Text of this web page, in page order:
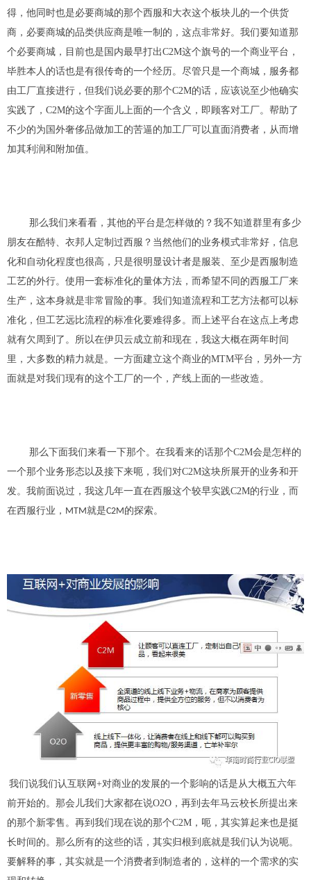
得 ， 他同时也是必要商城的那个西服和 大衣这个板块儿的一个供货
商 ，必要商城的品类供应商是唯一制的，这点非常好。 我们要知道那
个必要商城，目前也是国内最早打出C2M这个旗号的一个商业平台，
毕胜本人的话也是有很传奇的一个经历。 尽管只是一个商城，服务都
由工厂直接进行，但我们说必要的那个C2M的话，应该说至少他确实
实践了， C2M的这个字面儿上面的一个含义，即顾客对工厂。 帮助了
不少的为国外奢侈品做加工的苦逼的加工厂可以直面消费者，从而增
加其利润和附加值。
那么我们来看看 ， 其他的平台是怎样做的？我不知道群里有多少
朋友在酷特、衣邦人定制过西服？当然他们的业务模式非常好，信息
化和自动化程度也很高，只是很明显设计者是服装、至少是西服制造
工艺的外行。使用一套标准化的量体方法，而希望不同的西服工厂来
生产，这本身就是非常冒险的事。我们知道流程和工艺方法都可以标
准化，但工艺远比流程的标准化要难得多。而上述平台在这点上考虑
就有欠周到了。所以在伊贝云成立前和现在， 我这大概在两年时间
里 ，大多数的精力就是。一方面建立这个商业的MTM平台 ，另外一方
面就是对我们现有的这个工厂的一个 ， 产线上面的一些改造。
那么下面我们来看一下那个。在我看来的话那个C2M会是怎样的
一个那个业务形态以及接下来呃，我们对C2M这块所展开的业务和开
发。 我前面说过，我这几年一直在西服这个较早实践C2M的行业，而
在西服行业， MTM就是C2M的探索。
我们说我们认互联 网 +对商业的发展的一个影响的话是从大概五六年
前开始的。 那会儿我们大家都在说O2O， 再到去年马云校长所提出来
的那个新零售。再到我们现在说的那个C2M， 呃，其实算起来也是挺
长时间的。 那么所有的这些的话，其实归根到底就是我们认为说呃。
要解释的事，其实就是一个消费者到制造者的，这样的一个需求的实